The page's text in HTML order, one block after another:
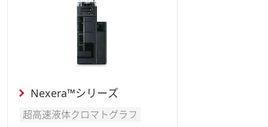
Nexera™シリーズ
超高速液体クロマトグラフ